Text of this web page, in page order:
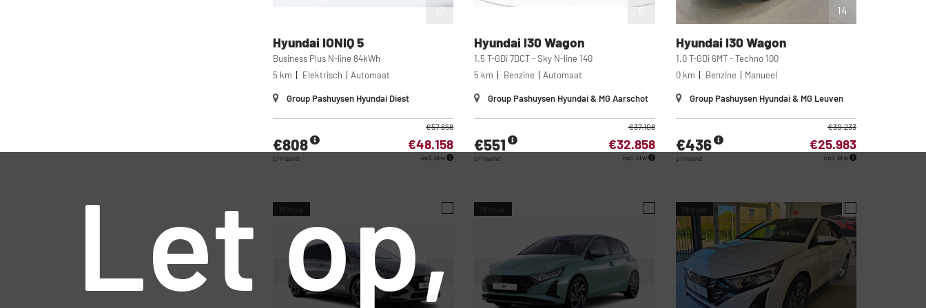
12
Hyundai IONIQ 5
Business Plus N-line 84kWh
5 km
Elektrisch Automaat
Group Pashuysen Hyundai Diest
€808
p/maand
€48.158
€57.658
incl. btw
6
Hyundai I30 Wagon
1.5 T-GDi 7DCT - Sky N-line 140
5 km
Benzine Automaat
Group Pashuysen Hyundai & MG Aarschot
€551
p/maand
€32.858
€37.108
incl. btw
14
Hyundai I30 Wagon
1.0 T-GDi 6MT - Techno 100
0 km
Benzine Manueel
Group Pashuysen Hyundai & MG Leuven
€436
p/maand
€25.983
€30.233
incl. btw
Nieuw Nieuw Nieuw
Let op,